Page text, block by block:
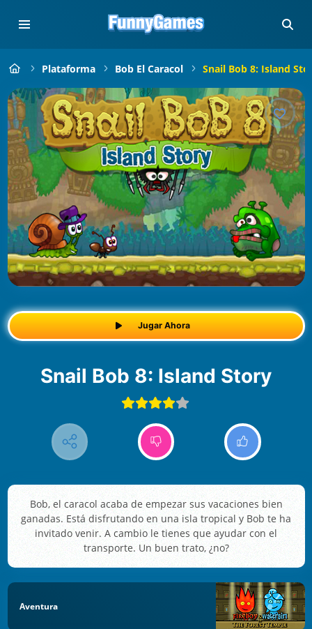
Plataforma Bob El Caracol Snail Bob 8: Island
Jugar Ahora
Snail Bob 8: Island Story
Bob, el caracol acaba de empezar sus vacaciones bien
ganadas. Está disfrutando en una isla tropical y Bob te ha
invitado venir. A cambio le tienes que ayudar con el
transporte. Un buen trato, ¿no?
Aventura